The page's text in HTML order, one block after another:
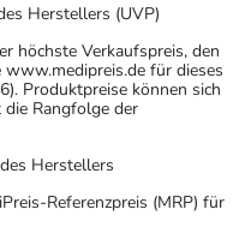
Herstellers (UVP)
höchste Verkaufspreis, den
für dieses
Produktpreise können sich
Rangfolge der
Herstellers
Referenzpreis (MRP) für